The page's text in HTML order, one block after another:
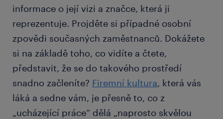
informace o její vizi a značce, která ji
reprezentuje. Projděte si případné osobní
zpovědi současných zaměstnanců. Dokážete
si na základě toho, co vidíte a čtete,
představit, že se do takového prostředí
snadno začleníte? Firemní kultura, která vás
láká a sedne vám, je přesně to, co z
„ucházející práce“ dělá „naprosto skvělou